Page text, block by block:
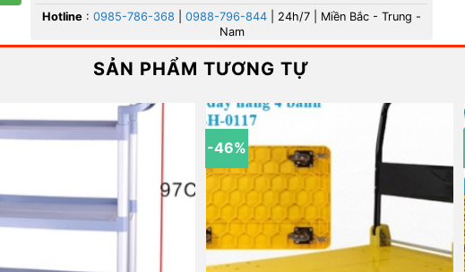
Hotline :0985-786-368 |0988-796-844 | 24h/7 | Miền Bắc - Trung -
Nam
SẢN PHẨM TƯƠNG TỰ
-46%